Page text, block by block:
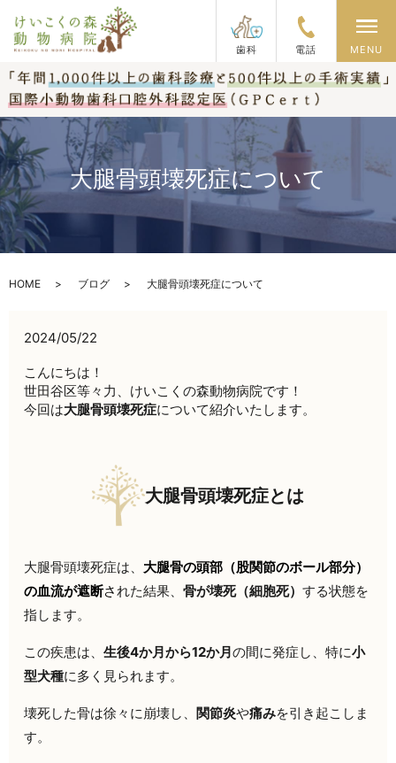
歯科 電話
メ
MENU
大腿骨頭壊死症について
HOME ブログ 大腿骨頭壊死症について
2024/05/22
こんにちは！
世田谷区等々力、けいこくの森動物病院です！
今回は大腿骨頭壊死症について紹介いたします。
大腿骨頭壊死症とは
大腿骨頭壊死症は、 大腿骨の頭部（股関節のボール部分）
の血流が遮断さ れた結果、骨が壊死（細胞死）する状態を
指します。
この疾患は、生後4か月から12か月の間に発症し、特に小
型犬種に多く見られます。
壊死した骨は徐々に崩壊し、関節炎や痛みを引き起こしま
す。